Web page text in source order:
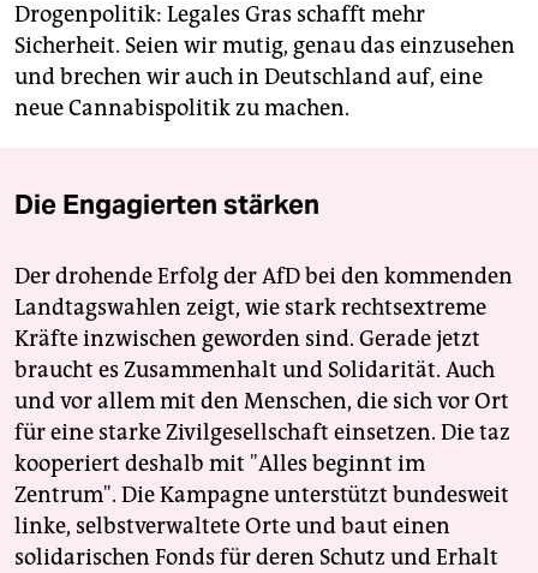
Drogenpolitik: Legales Gras schafft mehr
Sicherheit. Seien wir mutig, genau das einzusehen
und brechen wir auch in Deutschland auf, eine
neue Cannabispolitik zu machen.
Die Engagierten stärken
Der drohende Erfolg der AfD bei den kommenden
Landtagswahlen zeigt, wie stark rechtsextreme
Kräfte inzwischen geworden sind. Gerade jetzt
braucht es Zusammenhalt und Solidarität. Auch
und vor allem mit den Menschen, die sich vor Ort
für eine starke Zivilgesellschaft einsetzen. Die taz
kooperiert deshalb mit "Alles beginnt im
Zentrum". Die Kampagne unterstützt bundesweit
linke, selbstverwaltete Orte und baut einen
solidarischen Fonds für deren Schutz und Erhalt